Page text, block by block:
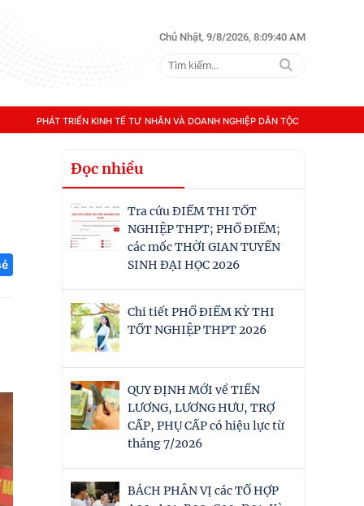
Chủ Nhật, 9/8/2026, 8:09:41 AM
PHÁT TRIỂN KINH TẾ TƯ NHÂN VÀ DOANH NGHIỆP DÂN TỘC
Đọc nhiều
Tra cứu ĐIỂM THI TỐT
NGHIỆP THPT; PHỔ ĐIỂM;
các mốc THỜI GIAN TUYỂN
SINH ĐẠI HỌC 2026
Chi tiết PHỔ ĐIỂM KỲ THI
TỐT NGHIỆP THPT 2026
QUY ĐỊNH MỚI về TIỀN
LƯƠNG, LƯƠNG HƯU, TRỢ
CẤP, PHỤ CẤP có hiệu lực từ
tháng 7/2026
BÁCH PHÂN VỊ các TỔ HỢP